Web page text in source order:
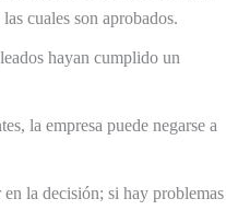
cuales son aprobados.
hayan cumplido un
la empresa puede negarse a
la decisión; si hay problemas